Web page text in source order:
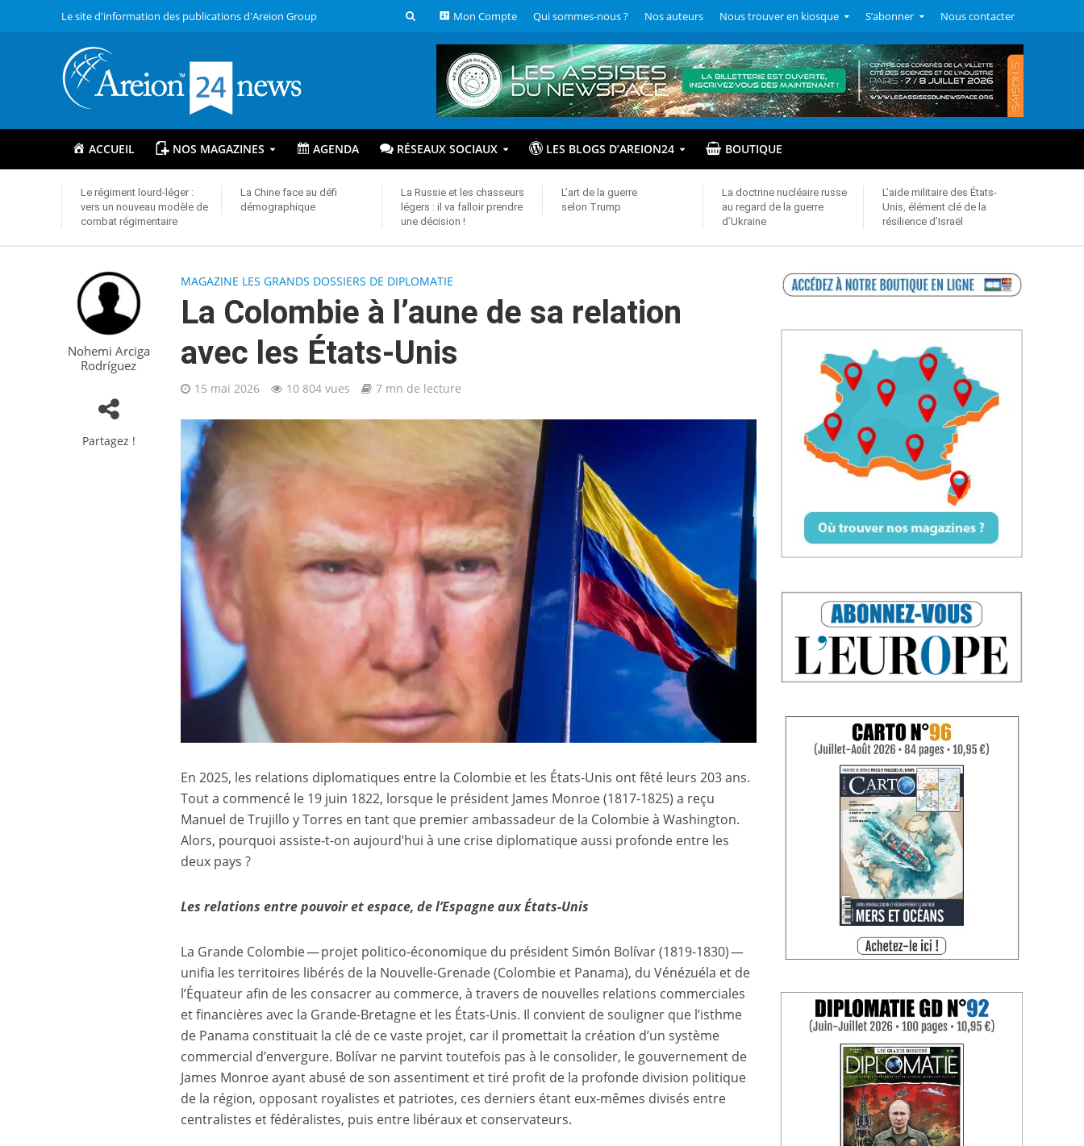
Le site d'information des publications d'Areion Group Mon Compte Qui sommes-nous ? Nos auteurs Nous trouver en kiosque S’abonner Nous contacter
ACCUEIL NOS MAGAZINES AGENDA RÉSEAUX SOCIAUX LES BLOGS D’AREION24 BOUTIQUE
Le régiment lourd-léger :
vers un nouveau modèle de
combat régimentaire
La Chine face au défi
démographique
La Russie et les chasseurs
légers : il va falloir prendre
une décision !
L’art de la guerre
selon Trump
La doctrine nucléaire russe
au regard de la guerre
d’Ukraine
L’aide militaire des États-
Unis, élément clé de la
résilience d’Israël
Nohemi Arciga
Rodríguez
Partagez !
MAGAZINE LES GRANDS DOSSIERS DE DIPLOMATIE
La Colombie à l’aune de sa relation
avec les États-Unis
15 mai 2026 10 804 vues 7 mn de lecture
En 2025, les relations diplomatiques entre la Colombie et les États-Unis ont fêté leurs 203 ans.
Tout a commencé le 19 juin 1822, lorsque le président James Monroe (1817-1825) a reçu
Manuel de Trujillo y Torres en tant que premier ambassadeur de la Colombie à Washington.
Alors, pourquoi assiste-t-on aujourd’hui à une crise diplomatique aussi profonde entre les
deux pays ?
Les relations entre pouvoir et espace, de l’Espagne aux États-Unis
La Grande Colombie — projet politico-économique du président Simón Bolívar (1819-1830) —
unifia les territoires libérés de la Nouvelle-Grenade (Colombie et Panama), du Vénézuéla et de
l’Équateur afin de les consacrer au commerce, à travers de nouvelles relations commerciales
et financières avec la Grande-Bretagne et les États-Unis. Il convient de souligner que l’isthme
de Panama constituait la clé de ce vaste projet, car il promettait la création d’un système
commercial d’envergure. Bolívar ne parvint toutefois pas à le consolider, le gouvernement de
James Monroe ayant abusé de son assentiment et tiré profit de la profonde division politique
de la région, opposant royalistes et patriotes, ces derniers étant eux-mêmes divisés entre
centralistes et fédéralistes, puis entre libéraux et conservateurs.